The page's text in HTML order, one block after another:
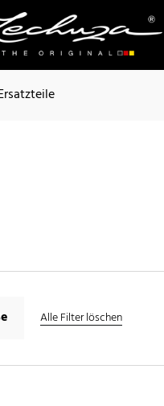
Alle Filter löschen